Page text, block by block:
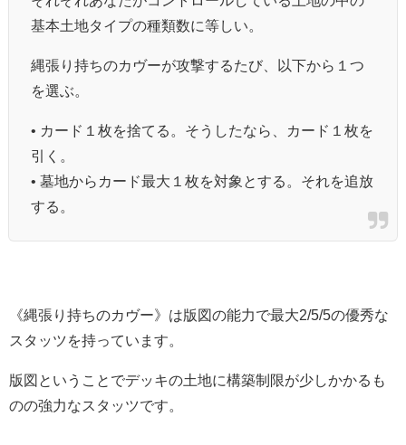
基本土地タイプの種類数に等しい。
縄張り持ちのカヴーが攻撃するたび、以下から１つ
を選ぶ。
• カード１枚を捨てる。そうしたなら、カード１枚を
引く。
• 墓地からカード最大１枚を対象とする。それを追放
する。
《縄張り持ちのカヴー》は版図の能力で最大2/5/5の優秀な
スタッツを持っています。
版図ということでデッキの土地に構築制限が少しかかるも
のの強力なスタッツです。